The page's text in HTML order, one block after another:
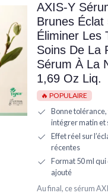
AXIS-Y
Brunes Éclat
Éliminer Les
Soins De La
Sérum À La
1,69 Oz Liq.
🔥 POPULAIRE
Bonne tolérance,
intégrer matin et
Effet réel sur
récentes
Format 50 ml
ajouté
Au final, ce sérum